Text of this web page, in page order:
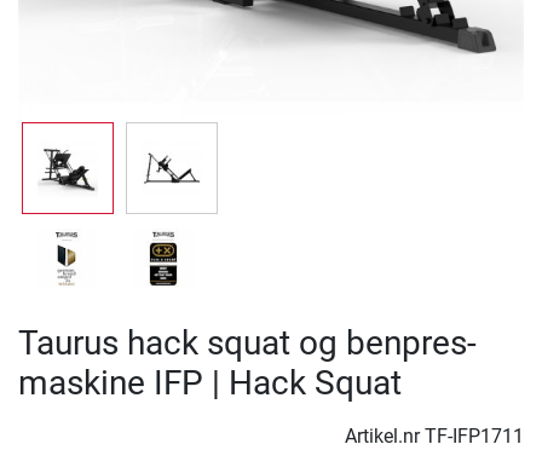
Taurus hack squat og benpres-
maskine IFP | Hack Squat
Artikel.nrTF-IFP1711